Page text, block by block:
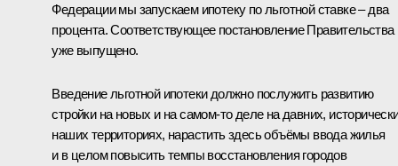
Федерации мы запускаем ипотеку по льготной ставке – два
процента. Соответствующее постановление Правительства
уже выпущено.
Введение льготной ипотеки должно послужить развитию
стройки на новых и на самом-то деле на давних,
наших территориях, нарастить здесь объёмы ввода жилья
и в целом повысить темпы восстановления городов